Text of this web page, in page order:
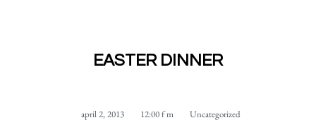
EASTER DINNER
april 2, 2013 12:00 f m Uncategorized